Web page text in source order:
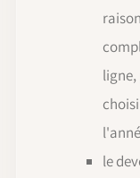
le